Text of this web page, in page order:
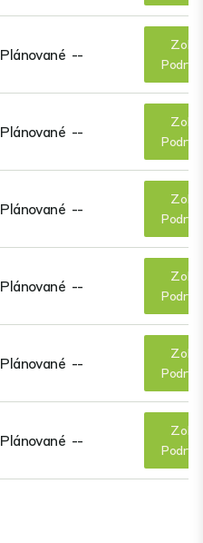
Plánované --
Plánované --
Plánované --
Plánované --
Plánované --
Plánované --